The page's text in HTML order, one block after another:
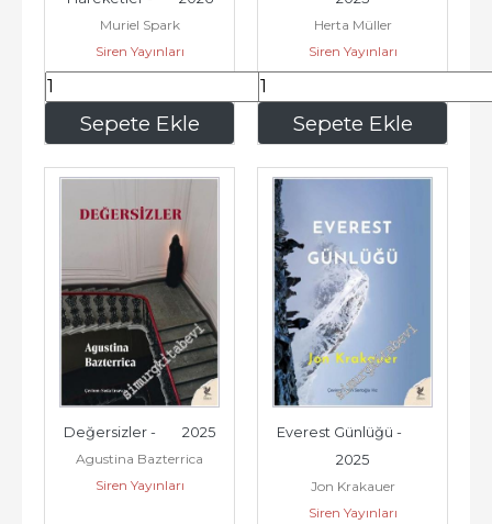
Sepete Ekle
Muriel Spark
Siren Yayınları
187,50 Sepete Ekle
Herta Müller
Siren Yayınları
226,20
Değersizler -        2025
Agustina Bazterrica
Siren Yayınları
Everest Günlüğü -
2025
Jon Krakauer
Siren Yayınları